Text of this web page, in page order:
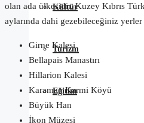
Kültür
Turizm
Eğitim
olan ada ülkesidir. Kuzey Kıbrıs
aylarında dahi gezebileceğiniz
Girne Kalesi
Bellapais Manastırı
Hillarion Kalesi
Karaman Karmi Köyü
Büyük Han
İkon Müzesi